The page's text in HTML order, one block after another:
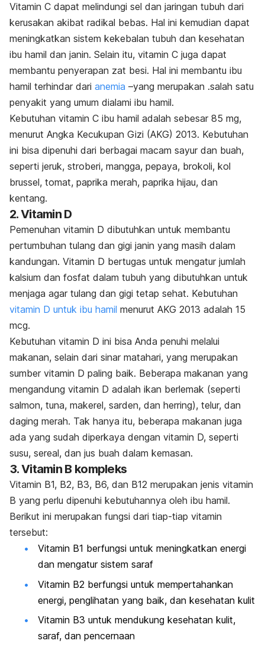
Vitamin C dapat melindungi sel dan jaringan tubuh dari
kerusakan akibat radikal bebas. Hal ini kemudian dapat
meningkatkan sistem kekebalan tubuh dan kesehatan
ibu hamil dan janin. Selain itu, vitamin C juga dapat
membantu penyerapan zat besi. Hal ini membantu ibu
hamil terhindar dari anemia –yang merupakan .salah satu
penyakit yang umum dialami ibu hamil.
Kebutuhan vitamin C ibu hamil adalah sebesar 85 mg,
menurut Angka Kecukupan Gizi (AKG) 2013. Kebutuhan
ini bisa dipenuhi dari berbagai macam sayur dan buah,
seperti jeruk, stroberi, mangga, pepaya, brokoli, kol
brussel, tomat, paprika merah, paprika hijau, dan
kentang.
2. Vitamin D
Pemenuhan vitamin D dibutuhkan untuk membantu
pertumbuhan tulang dan gigi janin yang masih dalam
kandungan. Vitamin D bertugas untuk mengatur jumlah
kalsium dan fosfat dalam tubuh yang dibutuhkan untuk
menjaga agar tulang dan gigi tetap sehat. Kebutuhan
vitamin D untuk ibu hamil menurut AKG 2013 adalah 15
mcg.
Kebutuhan vitamin D ini bisa Anda penuhi melalui
makanan, selain dari sinar matahari, yang merupakan
sumber vitamin D paling baik. Beberapa makanan yang
mengandung vitamin D adalah ikan berlemak (seperti
salmon, tuna, makerel, sarden, dan herring), telur, dan
daging merah. Tak hanya itu, beberapa makanan juga
ada yang sudah diperkaya dengan vitamin D, seperti
susu, sereal, dan jus buah dalam kemasan.
3. Vitamin B kompleks
Vitamin B1, B2, B3, B6, dan B12 merupakan jenis vitamin
B yang perlu dipenuhi kebutuhannya oleh ibu hamil.
Berikut ini merupakan fungsi dari tiap-tiap vitamin
tersebut:
Vitamin B1 berfungsi untuk meningkatkan energi
dan mengatur sistem saraf
Vitamin B2 berfungsi untuk mempertahankan
energi, penglihatan yang baik, dan kesehatan kulit
Vitamin B3 untuk mendukung kesehatan kulit,
saraf, dan pencernaan